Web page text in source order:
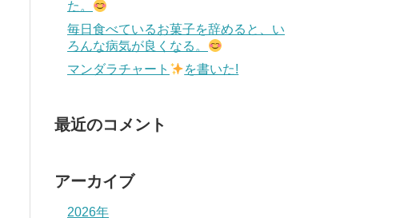
た。
毎日食べているお菓子を辞めると、い
ろんな病気が良くなる。
マンダラチャート
を書いた!
最近のコメント
アーカイブ
2026年